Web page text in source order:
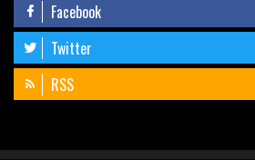
Facebook
Twitter
RSS